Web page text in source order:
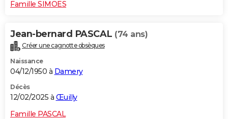
Famille SIMOES
Jean-bernard PASCAL (74 ans)
Créer une cagnotte obsèques
Naissance
04/12/1950 à Damery
Décès
12/02/2025 à Œuilly
Famille PASCAL